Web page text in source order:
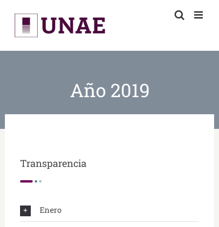
content
Año 2019
Transparencia
Enero